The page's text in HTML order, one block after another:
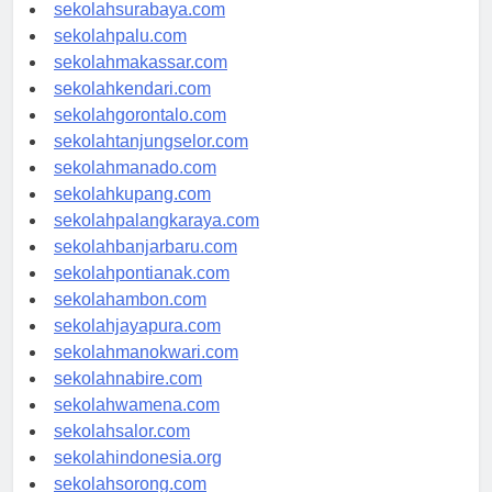
sekolahsurabaya.com
sekolahpalu.com
sekolahmakassar.com
sekolahkendari.com
sekolahgorontalo.com
sekolahtanjungselor.com
sekolahmanado.com
sekolahkupang.com
sekolahpalangkaraya.com
sekolahbanjarbaru.com
sekolahpontianak.com
sekolahambon.com
sekolahjayapura.com
sekolahmanokwari.com
sekolahnabire.com
sekolahwamena.com
sekolahsalor.com
sekolahindonesia.org